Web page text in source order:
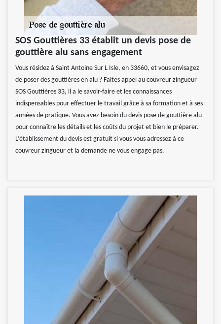
SOS Gouttières 33 établit un devis pose de
gouttière alu sans engagement
Vous résidez à Saint Antoine Sur L Isle, en 33660, et vous envisagez
de poser des gouttières en alu ? Faites appel au couvreur zingueur
SOS Gouttières 33, il a le savoir-faire et les connaissances
indispensables pour effectuer le travail grâce à sa formation et à ses
années de pratique. Vous avez besoin du devis pose de gouttière alu
pour connaître les détails et les coûts du projet et bien le préparer.
L’établissement du devis est gratuit si vous vous adressez à ce
couvreur zingueur et la demande ne vous engage pas.